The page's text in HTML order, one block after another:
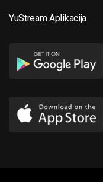
YuStream Aplikacija